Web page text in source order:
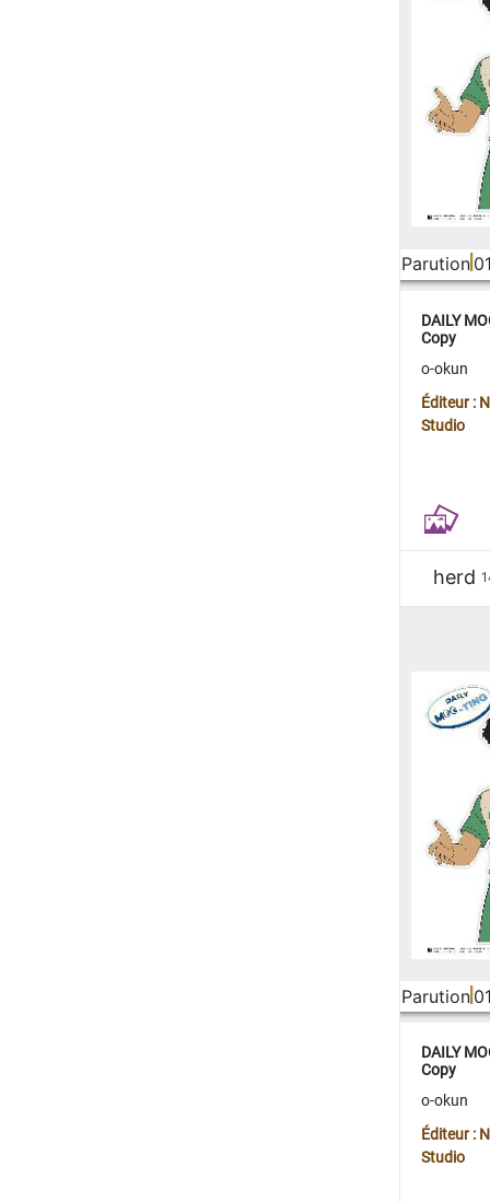
Parution
DAILY
Copy
o-okun
Éditeur :
Studio
herd
Parution
DAILY
Copy
o-okun
Éditeur :
Studio